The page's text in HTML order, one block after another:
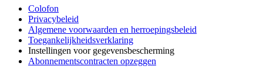
Colofon
Privacybeleid
Algemene voorwaarden en herroepingsbeleid
Toegankelijkheidsverklaring
Instellingen voor gegevensbescherming
Abonnementscontracten opzeggen